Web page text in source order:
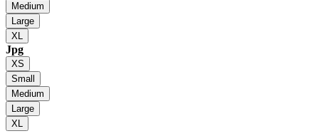
Medium
Large
XL
Jpg
XS
Small
Medium
Large
XL